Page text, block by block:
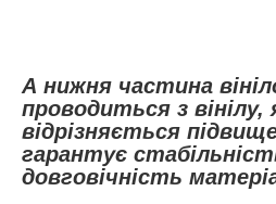
А нижня частина
проводиться з вінілу,
відрізняється
гарантує
довговічність